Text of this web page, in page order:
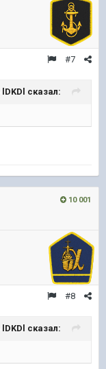
#7
lDKDl сказал:
10 001
#8
lDKDl сказал: